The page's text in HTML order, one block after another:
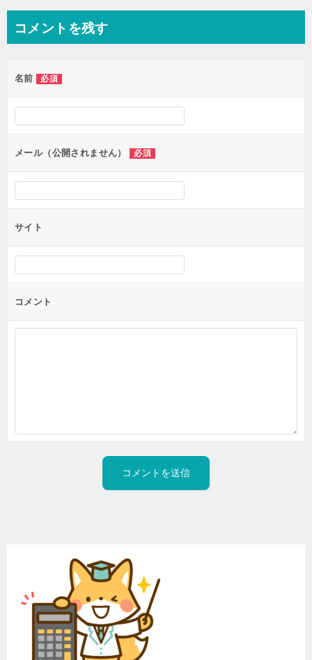
ビ
ー
シ
ョ
ン
コメントを残す
名前 必須
メール（公開されません） 必須
サイト
コメント